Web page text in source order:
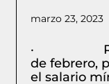
marzo 23, 2023
· Real
de febrero,
el salario